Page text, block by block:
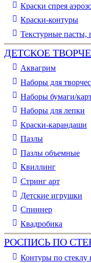
Краски спрея
Краски-контуры
Текстурные пасты,
ДЕТСКОЕ
Аквагрим
Наборы для
Наборы бумаги/
Наборы для лепки
Краски-карандаши
Пазлы
Пазлы объемные
Квиллинг
Стринг арт
Детские игрушки
Спиннер
Квадробика
РОСПИСЬ ПО
Контуры по стеклу